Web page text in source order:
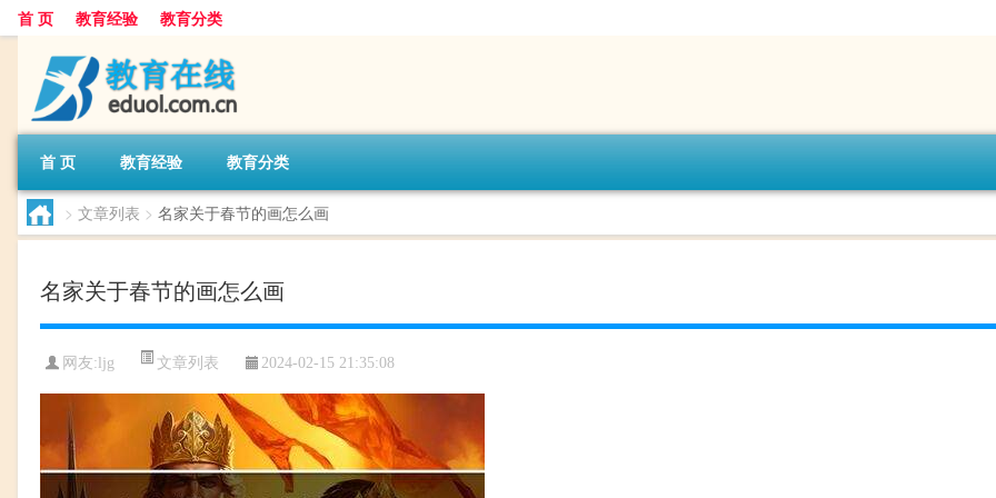
首 页 教育经验 教育分类
首 页 教育经验 教育分类
> 文章列表 > 名家关于春节的画怎么画
名家关于春节的画怎么画
网友: ljg 文章列表 2024-02-15 21:35:08